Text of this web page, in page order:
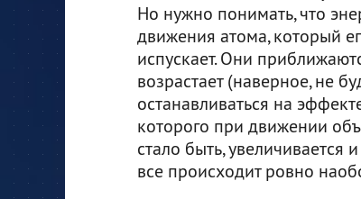
Но нужно понимать, что
движения атома, который
испускает. Они
возрастает (наверное, не
останавливаться на
которого при движении
стало быть, увеличивается
все происходит ровно